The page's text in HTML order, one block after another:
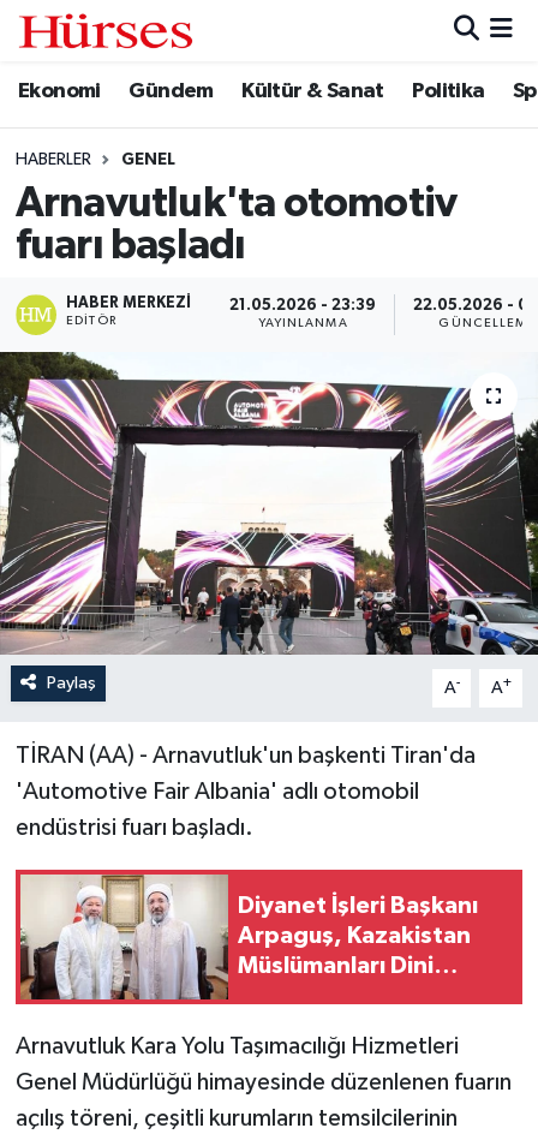
Ekonomi Gündem Kültür & Sanat Politika
HABERLER GENEL
Arnavutluk'ta otomotiv
fuarı başladı
HABER MERKEZI
EDITÖR
21.05.2026 - 23:39
YAYINLANMA
22.05.2026 -
GÜNCELLEME
Paylaş A- A+
TİRAN (AA) - Arnavutluk'un başkenti Tiran'da
'Automotive Fair Albania' adlı otomobil
endüstrisi fuarı başladı.
Diyanet İşleri Başkanı
Arpaguş, Kazakistan
Müslümanları Dini
Arnavutluk Kara Yolu Taşımacılığı Hizmetleri
Genel Müdürlüğü himayesinde düzenlenen fuarın
açılış töreni, çeşitli kurumların temsilcilerinin
Ekonomi
Gündem
Kültür & Sanat
Turizm
Hava Durumu
Trafik Durumu
Süper Lig Puan Durumu ve Fikstür
Haber Arşivi